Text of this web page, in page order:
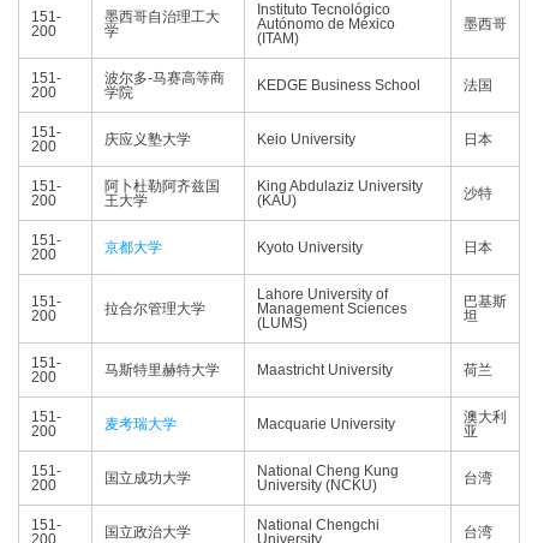
151-
200
墨西哥自治理工大
学
Instituto Tecnológico
Autónomo de México
(ITAM)
墨西哥
151-
200
波尔多-马赛高等商
学院
KEDGE Business School 法国
151-
200
庆应义塾大学 Keio University 日本
151-
200
阿卜杜勒阿齐兹国
王大学
King Abdulaziz University
(KAU)
沙特
151-
200
京都大学 Kyoto University 日本
151-
200
拉合尔管理大学
Lahore University of
Management Sciences
(LUMS)
巴基斯
坦
151-
200
马斯特里赫特大学 Maastricht University 荷兰
151-
200
麦考瑞大学 Macquarie University
澳大利
亚
151-
200
国立成功大学
National Cheng Kung
University (NCKU)
台湾
151-
200
国立政治大学
National Chengchi
University
台湾